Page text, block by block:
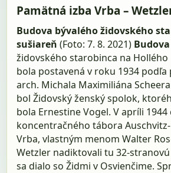
Pamätná izba Vrba –
Budova bývalého židovského
sušiareň (Foto: 7. 8. 2021) Budova
židovského starobinca na Hollého
bola postavená v roku 1934
arch. Michala Maximiliána
bol Židovský ženský spolok,
bola Ernestine Vogel. V apríli 1944
koncentračného tábora
Vrba, vlastným menom Walter
Wetzler nadiktovali tu 32-
sa dialo so Židmi v Osvienčime.